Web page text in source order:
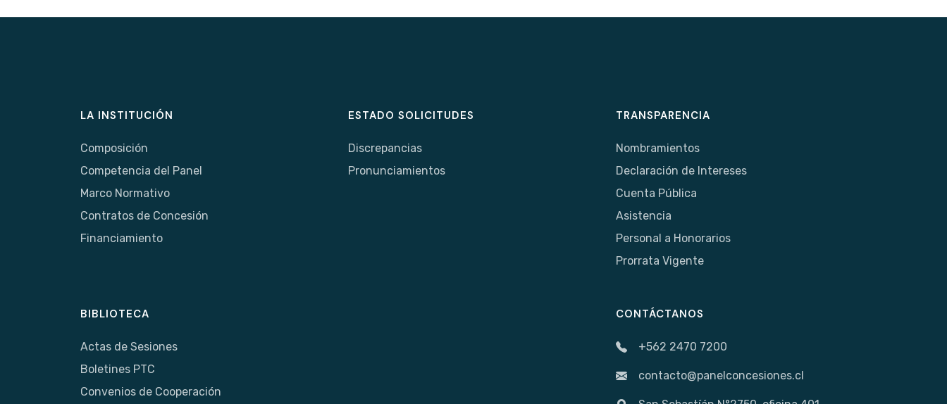
LA INSTITUCIÓN
Composición
Competencia del Panel
Marco Normativo
Contratos de Concesión
Financiamiento
ESTADO SOLICITUDES
Discrepancias
Pronunciamientos
TRANSPARENCIA
Nombramientos
Declaración de Intereses
Cuenta Pública
Asistencia
Personal a Honorarios
Prorrata Vigente
BIBLIOTECA
Actas de Sesiones
Boletines PTC
Convenios de Cooperación
CONTÁCTANOS
+562 2470 7200
contacto@panelconcesiones.cl